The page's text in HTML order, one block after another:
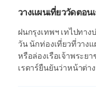
วางแผนเที่ยววัดตอ
ฝนกรุงเทพฯ เทไปทา
วัน นักท่องเที่ยวที่วาง
หรือล่องเรือเจ้าพระย
เรดาร์ยืนยันว่าหน้าต่า